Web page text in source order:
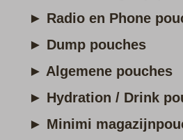
► Radio en Phone
► Dump pouches
► Algemene pouches
► Hydration / Drink
► Minimi